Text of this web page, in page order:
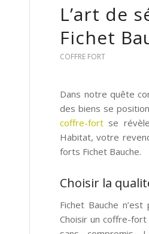
L’art de
Fichet
COFFRE FORT
Dans notre quête
des biens se
coffre-fort se
Habitat, votre
forts Fichet Bauche.
Choisir la
Fichet Bauche
Choisir un coffre-